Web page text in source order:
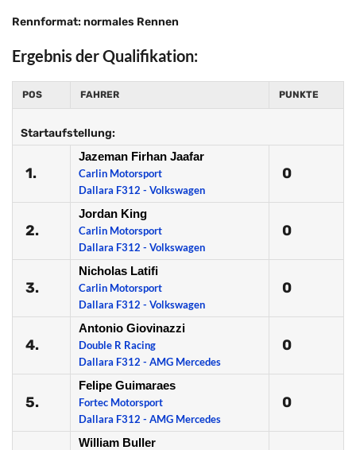
Rennformat: normales Rennen
Ergebnis der Qualifikation:
POS FAHRER PUNKTE
Startaufstellung:
1.
Jazeman Firhan Jaafar
Carlin Motorsport
Dallara F312 - Volkswagen
0
2.
Jordan King
Carlin Motorsport
Dallara F312 - Volkswagen
0
3.
Nicholas Latifi
Carlin Motorsport
Dallara F312 - Volkswagen
0
4.
Antonio Giovinazzi
Double R Racing
Dallara F312 - AMG Mercedes
0
5.
Felipe Guimaraes
Fortec Motorsport
Dallara F312 - AMG Mercedes
0
William Buller